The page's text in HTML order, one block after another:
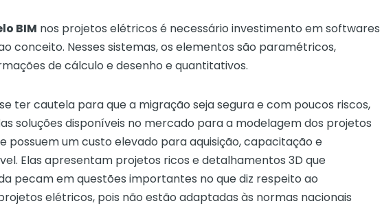
BIM nos projetos elétricos é necessário investimento em softwares
conceito. Nesses sistemas, os elementos são paramétricos,
de cálculo e desenho e quantitativos.
ter cautela para que a migração seja segura e com poucos riscos,
soluções disponíveis no mercado para a modelagem dos projetos
possuem um custo elevado para aquisição, capacitação e
Elas apresentam projetos ricos e detalhamentos 3D que
pecam em questões importantes no que diz respeito ao
elétricos, pois não estão adaptadas às normas nacionais